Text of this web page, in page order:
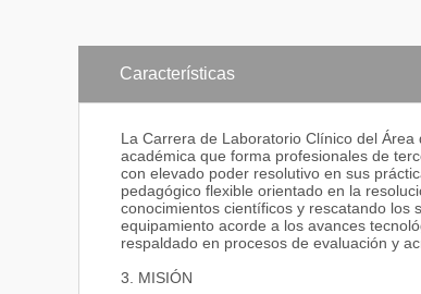
Características
La Carrera de Laboratorio Clínico del
académica que forma profesionales de
con elevado poder resolutivo en sus
pedagógico flexible orientado en la
conocimientos científicos y rescatando los
equipamiento acorde a los avances
respaldado en procesos de evaluación y
3. MISIÓN